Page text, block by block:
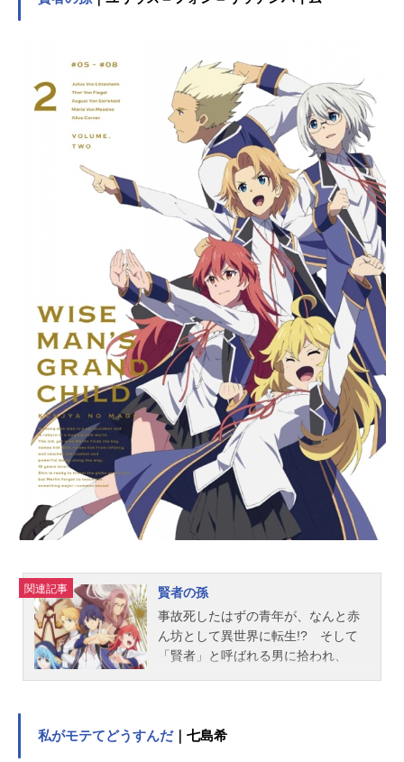
び夢を追い始めるカフカ。しかしそ
の矢先、謎の小型怪獣によって強大
な力をもつ“怪獣に変身”してしまう！
「怪獣８号」と名付けられ日本中か
ら追われる存在になったカフカは、
それでも防衛隊員への夢を諦めず、
怪獣災害に立ち向かうのだった―
―。作品名怪獣８号放送形態TVアニ
メスケジュール2024年4月13日
（土）〜2024年6月29日（土）テレ
ビ東京系列ほか話数全12話キャスト
日比野カフカ／怪獣8号：福西勝也亜
白ミナ：瀬戸麻沙美市川レノ：加藤
渉四ノ宮キコル：ファイルーズあい
保科宗四郎：河西健吾古橋伊春：新
祐樹出雲ハルイチ：河本啓佑神楽木
葵：武内駿輔小此木このみ：千本木
彩花四ノ宮功：玄田哲章中之島タ
エ：田村睦心穂高タカミチ：杉田智
和水無瀬あかり：稗田寧々五十嵐ハ
クア：風間万裕子斑鳩亮：古川慎怪
獣9号：吉野裕行怪獣10号：三宅健太
スタッフ原作：松本直也（集英社
「少年...
関連記事
賢者の孫
事故死したはずの青年が、なんと赤
ん坊として異世界に転生!? そして
「賢者」と呼ばれる男に拾われ、
的な問題が…!?作品名賢者の孫放送
私がモテてどうすんだ｜七島希